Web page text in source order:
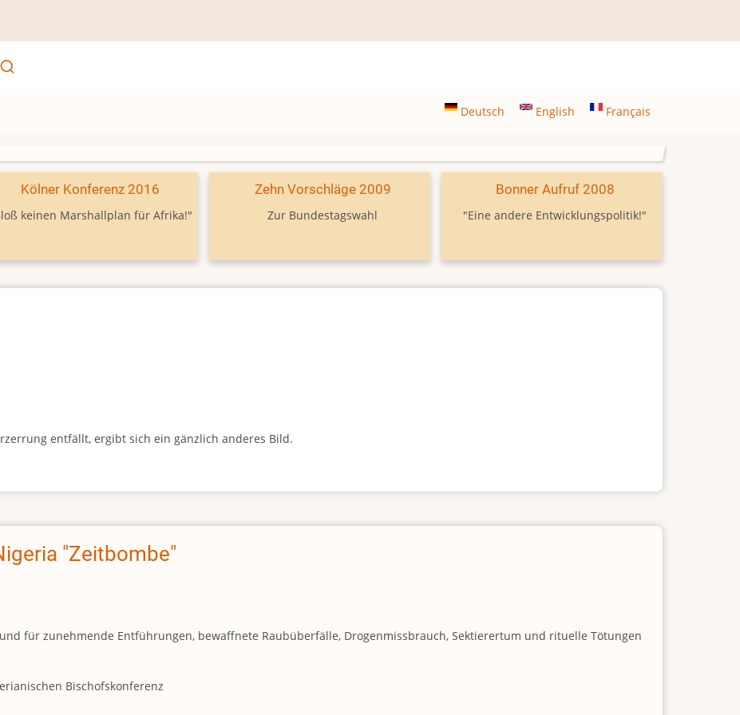
Deutsch English Français
Kölner Konferenz 2016
keinen Marshallplan für Afrika!"
Zehn Vorschläge 2009
Zur Bundestagswahl
Bonner Aufruf 2008
"Eine andere Entwicklungspolitik!"
entfällt, ergibt sich ein gänzlich anderes Bild.
"Zeitbombe"
für zunehmende Entführungen, bewaffnete Raubüberfälle, Drogenmissbrauch, Sektierertum und rituelle Tötungen
Bischofskonferenz